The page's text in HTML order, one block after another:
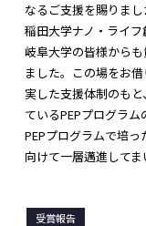
なるご支援を賜りま
稲田大学ナノ・ライフ
岐阜大学の皆様から
ました。この場をお
実した支援体制のも
ているPEPプログラム
PEPプログラムで培
向けて一層邁進してま
受賞報告